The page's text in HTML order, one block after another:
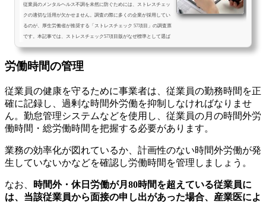
従業員のメンタルヘルス不調を未然に防ぐためには、ストレスチェッ
クの適切な活用が欠かせません。調査の際に多くの企業が採用してい
るのが、厚生労働省が推奨する「ストレスチェック 57項目」の調査票
です。本記事では、ストレスチェック57項目版がなぜ標準として選ば
れるのか、またその他の項目版との違いやメリットについて紹介しま
は、以下の4種類です。 57項目版 23項目版 80項目版 120項目版それぞ
労働時間の管理
従業員の健康を守るために事業者は、従業員の勤務時間を正
確に記録し、過剰な時間外労働を抑制しなければなりませ
ん。勤怠管理システムなどを使用し、従業員の月の時間外労
働時間・総労働時間を把握する必要があります。
業務の効率化が図れているか、計画性のない時間外労働が発
生していないかなどを確認し労働時間を管理しましょう。
なお、
時間外・休日労働が月80時間を超えている従業員に
は、当該従業員から面接の申し出があった場合、産業医によ